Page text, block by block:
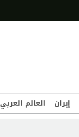
إيران العالم العربي